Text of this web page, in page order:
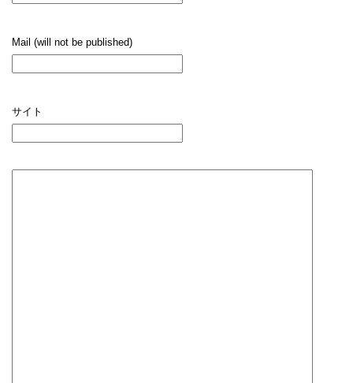
Mail (will not be published)
サイト